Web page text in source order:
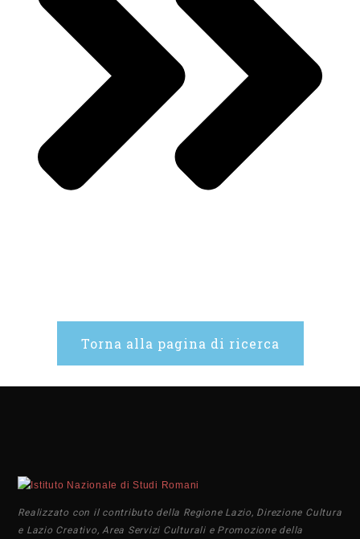
Torna alla pagina di ricerca
Realizzato con il contributo della Regione Lazio, Direzione Cultura
e Lazio Creativo, Area Servizi Culturali e Promozione della